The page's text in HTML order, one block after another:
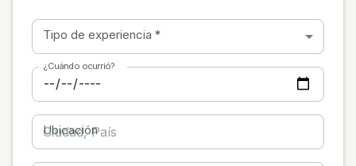
Tipo de experiencia *
¿Cuándo ocurrió?
Ubicación